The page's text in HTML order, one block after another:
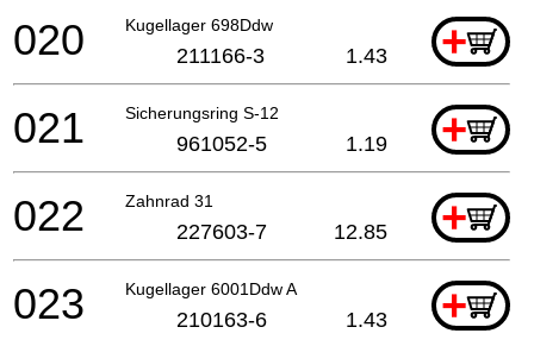
Kugellager 698Ddw +
020 211166-3 1.43
Sicherungsring S-12 +
021 961052-5 1.19
Zahnrad 31 +
022 227603-7 12.85
Kugellager 6001Ddw A +
023 210163-6 1.43